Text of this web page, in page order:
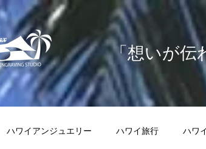
「想いが伝
ハワイアンジュエリー ハワイ旅行 ハワ